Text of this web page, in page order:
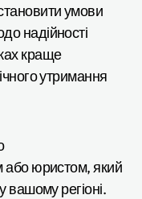
умови
надійності
краще
утримання
або юристом, який
вашому регіоні.